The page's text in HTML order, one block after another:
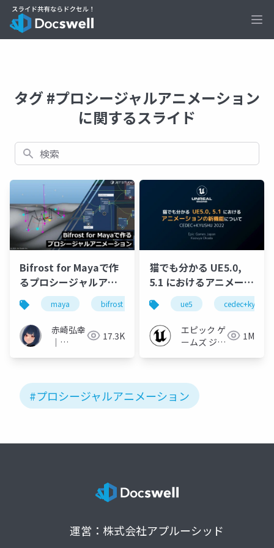
タグ #プロシージャルアニメーション
に関するスライド
検索
Bifrost for Mayaで作
るプロシージャルアニ
メーション
maya bifrost rigging animation
赤崎弘幸
｜
17.3K
猫でも分かる UE5.0,
5.1 におけるアニメーシ
ョンの新機能について
【CEDEC+KYUSHU
2022】
ue5 cedec+kyushu
エピック ゲ
ームズ ジャ
1M
#プロシージャルアニメーション
運営：株式会社アプルーシッド